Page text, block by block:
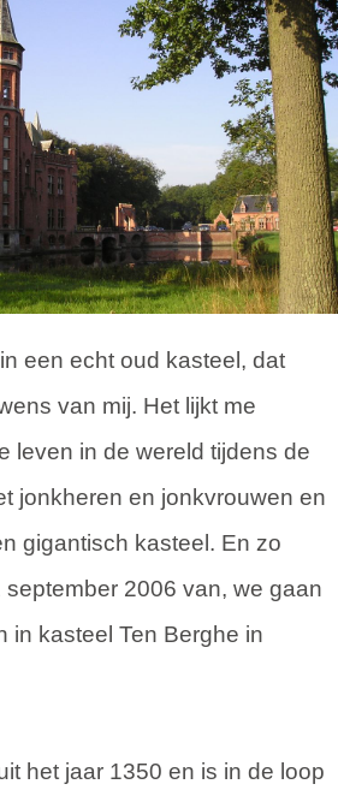
een echt oud kasteel, dat
van mij. Het lijkt me
leven in de wereld tijdens de
jonkheren en jonkvrouwen en
gigantisch kasteel. En zo
september 2006 van, we gaan
in kasteel Ten Berghe in
het jaar 1350 en is in de loop